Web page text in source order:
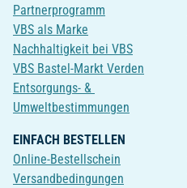
Partnerprogramm
VBS als Marke
Nachhaltigkeit bei VBS
VBS Bastel-Markt Verden
Entsorgungs- &
Umweltbestimmungen
EINFACH BESTELLEN
Online-Bestellschein
Versandbedingungen